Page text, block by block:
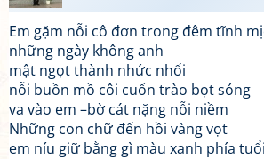
Em gặm nỗi cô đơn trong đêm tĩnh
những ngày không anh
mật ngọt thành nhức nhối
nỗi buồn mồ côi cuốn trào bọt sóng
va vào em –bờ cát nặng nỗi niềm
Những con chữ đến hồi vàng vọt
em níu giữ bằng gì màu xanh phía